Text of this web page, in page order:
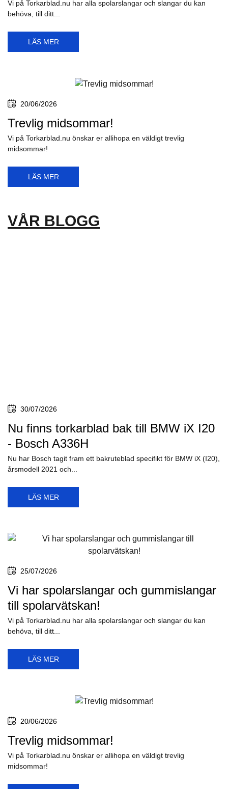
Vi på Torkarblad.nu har alla spolarslangar och slangar du kan
behöva, till ditt...
LÄS MER
20/06/2026
Trevlig midsommar!
Vi på Torkarblad.nu önskar er allihopa en väldigt trevlig
midsommar!
LÄS MER
VÅR BLOGG
30/07/2026
Nu finns torkarblad bak till BMW iX I20
- Bosch A336H
Nu har Bosch tagit fram ett bakruteblad specifikt för BMW iX (I20),
årsmodell 2021 och...
LÄS MER
25/07/2026
Vi har spolarslangar och gummislangar
till spolarvätskan!
Vi på Torkarblad.nu har alla spolarslangar och slangar du kan
behöva, till ditt...
LÄS MER
20/06/2026
Trevlig midsommar!
Vi på Torkarblad.nu önskar er allihopa en väldigt trevlig
midsommar!